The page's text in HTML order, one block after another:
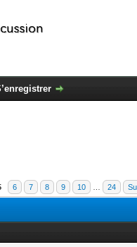
6 7 8 9 10 24